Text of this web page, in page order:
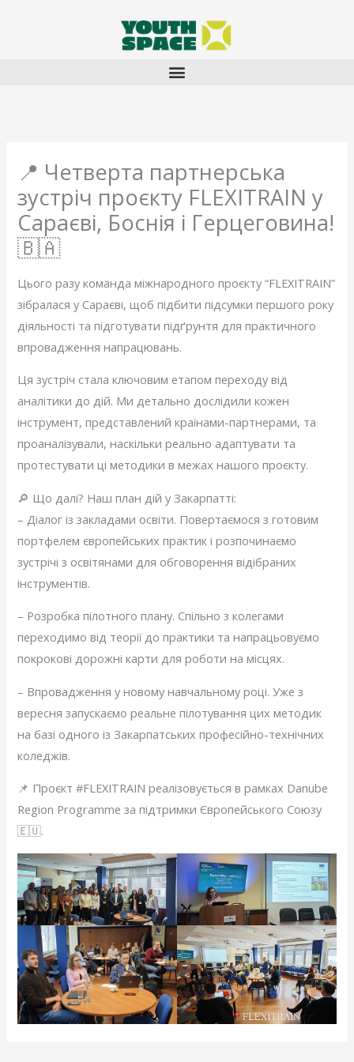
📍 Четверта партнерська
зустріч проєкту FLEXITRAIN у
Сараєві, Боснія і Герцеговина!
🇧🇦
Цього разу команда міжнародного проєкту “FLEXITRAIN”
зібралася у Сараєві, щоб підбити підсумки першого року
діяльності та підготувати підґрунтя для практичного
впровадження напрацювань.
Ця зустріч стала ключовим етапом переходу від
аналітики до дій. Ми детально дослідили кожен
інструмент, представлений країнами-партнерами, та
проаналізували, наскільки реально адаптувати та
протестувати ці методики в межах нашого проєкту.
🔎 Що далі? Наш план дій у Закарпатті:
– Діалог із закладами освіти. Повертаємося з готовим
портфелем європейських практик і розпочинаємо
зустрічі з освітянами для обговорення відібраних
інструментів.
– Розробка пілотного плану. Спільно з колегами
переходимо від теорії до практики та напрацьовуємо
покрокові дорожні карти для роботи на місцях.
– Впровадження у новому навчальному році. Уже з
вересня запускаємо реальне пілотування цих методик
на базі одного із Закарпатських професійно-технічних
коледжів.
📌 Проєкт #FLEXITRAIN реалізовується в рамках Danube
Region Programme за підтримки Європейського Союзу
🇪🇺.